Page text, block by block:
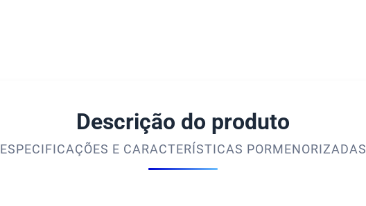
Descrição do produto
ESPECIFICAÇÕES E CARACTERÍSTICAS PORMENORIZADAS